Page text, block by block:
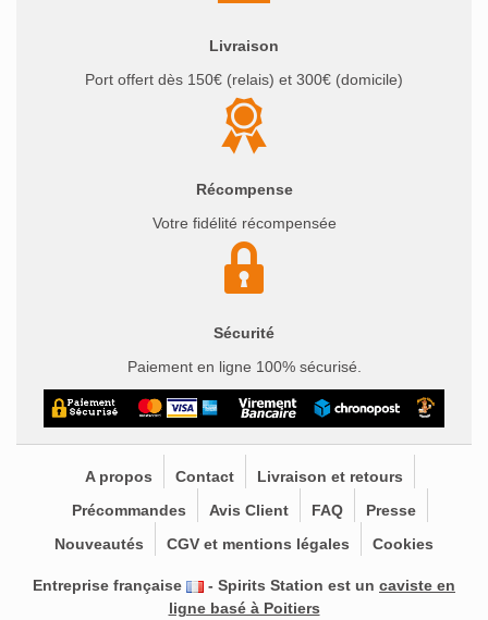
Livraison
Port offert dès 150€ (relais) et 300€ (domicile)
Récompense
Votre fidélité récompensée
Sécurité
Paiement en ligne 100% sécurisé.
A propos Contact
Livraison et retours
Précommandes
Avis Client FAQ
Presse
Nouveautés
CGV et mentions légales Cookies
Entreprise française - Spirits Station est un caviste en
ligne basé à Poitiers